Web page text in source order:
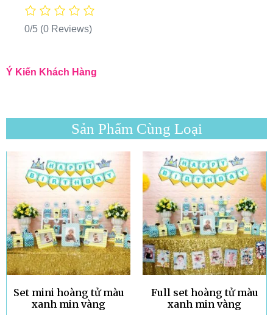
0/5 (0 Reviews)
Ý Kiến Khách Hàng
Sản Phẩm Cùng Loại
Set mini hoàng tử màu
xanh min vàng
Full set hoàng tử màu
xanh min vàng